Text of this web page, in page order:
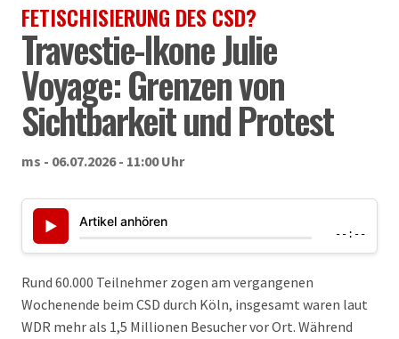
FETISCHISIERUNG DES CSD?
Travestie-Ikone Julie
Voyage: Grenzen von
Sichtbarkeit und Protest
ms - 06.07.2026 - 11:00 Uhr
▶ Artikel anhören
--:--
Rund 60.000 Teilnehmer zogen am vergangenen
Wochenende beim CSD durch Köln, insgesamt waren laut
WDR mehr als 1,5 Millionen Besucher vor Ort. Während